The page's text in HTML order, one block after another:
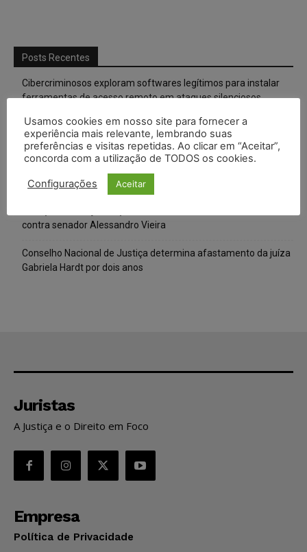
Posts Recentes
Cibercriminosos exploram softwares legítimos para instalar
ferramentas de acesso remoto em ataques silenciosos
Anvisa prevê novas aprovações de canetas emagrecedoras e
reforça combate ao mercado ilegal
CNJ extingue aposentadoria compulsória como punição
máxima para magistrados e regulamenta perda do cargo
contra senador Alessandro Vieira
Conselho Nacional de Justiça determina afastamento da juíza
Gabriela Hardt por dois anos
Juristas
A Justiça e o Direito em Foco
Empresa
Política de Privacidade
Usamos cookies em nosso site para fornecer a
experiência mais relevante, lembrando suas
preferências e visitas repetidas. Ao clicar em “Aceitar”,
concorda com a utilização de TODOS os cookies.
Configurações Aceitar